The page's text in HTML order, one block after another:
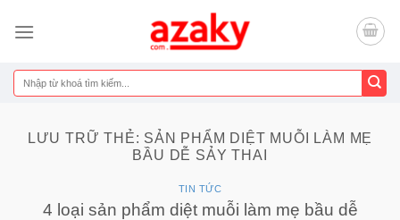
đến
dung
Tìm
kiếm:
LƯU TRỮ THẺ: SẢN PHẨM DIỆT MUỖI LÀM MẸ
BẦU DỄ SẢY THAI
TIN TỨC
4 loại sản phẩm diệt muỗi làm mẹ bầu dễ